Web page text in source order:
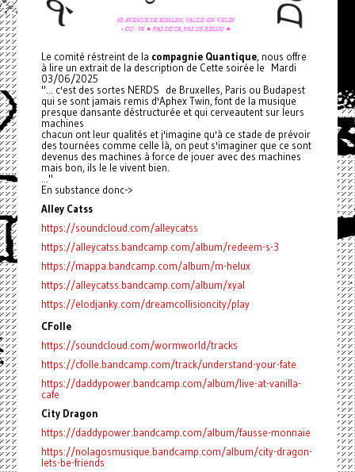
Le comité réstreint de la compagnie Quantique, nous offre
à lire un extrait de la description de Cette soirée le Mardi
03/06/2025
"... c'est des sortes NERDS de Bruxelles, Paris ou Budapest
qui se sont jamais remis d'Aphex Twin, font de la musique
presque dansante déstructurée et qui cerveautent sur leurs
machines
chacun ont leur qualités et j'imagine qu'à ce stade de prévoir
des tournées comme celle là, on peut s'imaginer que ce sont
devenus des machines à force de jouer avec des machines
mais bon, ils le le vivent bien.
..."
En substance donc->
Alley Catss
https://soundcloud.com/alleycatss
https://alleycatss.bandcamp.com/album/redeem-s-3
https://mappa.bandcamp.com/album/m-helux
https://alleycatss.bandcamp.com/album/xyal
https://elodjanky.com/dreamcollisioncity/play
CFolle
https://soundcloud.com/wormworld/tracks
https://cfolle.bandcamp.com/track/understand-your-fate
https://daddypower.bandcamp.com/album/live-at-vanilla-
cafe
City Dragon
https://daddypower.bandcamp.com/album/fausse-monnaie
https://nolagosmusique.bandcamp.com/album/city-dragon-
lets-be-friends